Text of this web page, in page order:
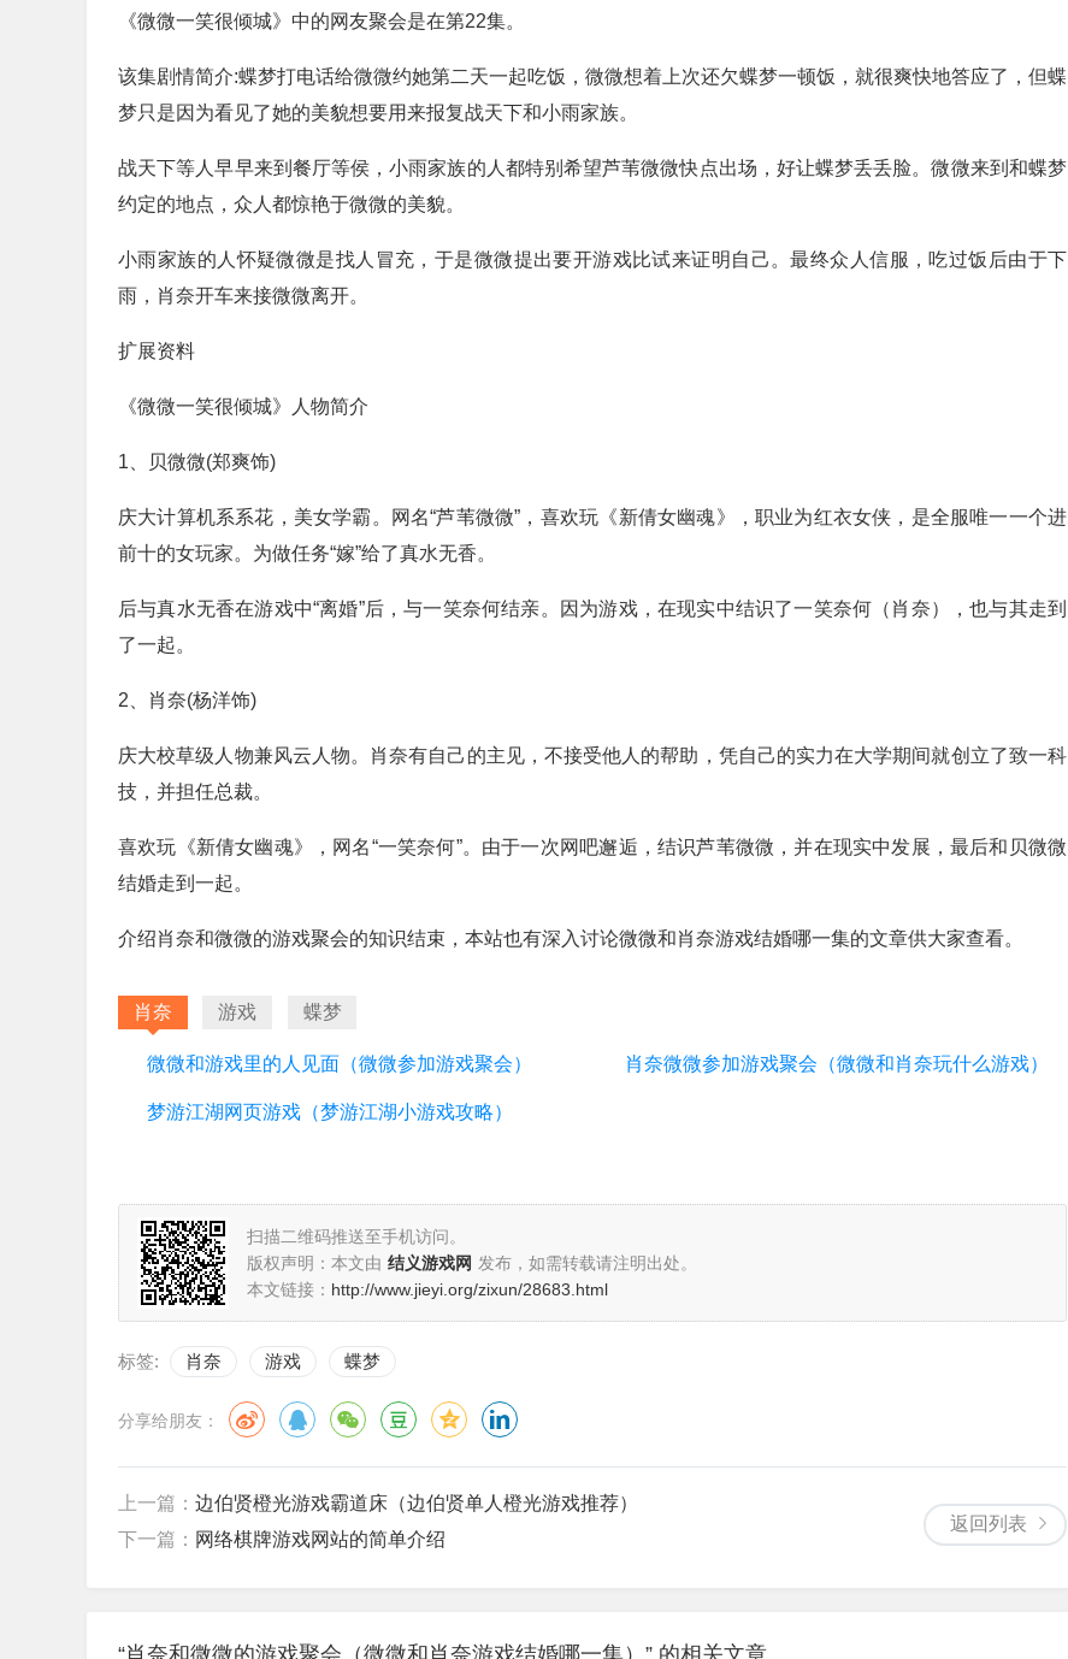
《微微一笑很倾城》中的网友聚会是在第22集。
该集剧情简介:蝶梦打电话给微微约她第二天一起吃饭，微微想着上次还欠蝶梦一顿饭，就很爽快地答应了，但蝶
梦只是因为看见了她的美貌想要用来报复战天下和小雨家族。
战天下等人早早来到餐厅等侯，小雨家族的人都特别希望芦苇微微快点出场，好让蝶梦丢丢脸。微微来到和蝶梦
约定的地点，众人都惊艳于微微的美貌。
小雨家族的人怀疑微微是找人冒充，于是微微提出要开游戏比试来证明自己。最终众人信服，吃过饭后由于下
雨，肖奈开车来接微微离开。
扩展资料
《微微一笑很倾城》人物简介
1、贝微微(郑爽饰)
庆大计算机系系花，美女学霸。网名“芦苇微微”，喜欢玩《新倩女幽魂》，职业为红衣女侠，是全服唯一一个进
前十的女玩家。为做任务“嫁”给了真水无香。
后与真水无香在游戏中“离婚”后，与一笑奈何结亲。因为游戏，在现实中结识了一笑奈何（肖奈），也与其走到
了一起。
2、肖奈(杨洋饰)
庆大校草级人物兼风云人物。肖奈有自己的主见，不接受他人的帮助，凭自己的实力在大学期间就创立了致一科
技，并担任总裁。
喜欢玩《新倩女幽魂》，网名“一笑奈何”。由于一次网吧邂逅，结识芦苇微微，并在现实中发展，最后和贝微微
结婚走到一起。
介绍肖奈和微微的游戏聚会的知识结束，本站也有深入讨论微微和肖奈游戏结婚哪一集的文章供大家查看。
肖奈 游戏 蝶梦
微微和游戏里的人见面（微微参加游戏聚会） 肖奈微微参加游戏聚会（微微和肖奈玩什么游戏）
梦游江湖网页游戏（梦游江湖小游戏攻略）
扫描二维码推送至手机访问。
版权声明：本文由 结义游戏网 发布，如需转载请注明出处。
本文链接： http://www.jieyi.org/zixun/28683.html
标签: 肖奈 游戏 蝶梦
分享给朋友：
返回列表
上一篇： 边伯贤橙光游戏霸道床（边伯贤单人橙光游戏推荐）
下一篇： 网络棋牌游戏网站的简单介绍
“肖奈和微微的游戏聚会（微微和肖奈游戏结婚哪一集）” 的相关文章